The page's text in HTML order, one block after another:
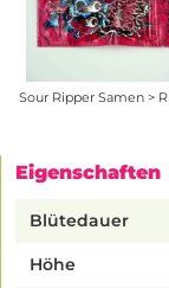
Sour Ripper Samen >
Eigenschaften
Blütedauer
Höhe